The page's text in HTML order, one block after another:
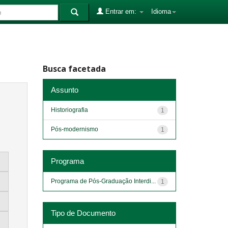
Idioma
Entrar em:
Busca facetada
Assunto
1
Historiografia
1
Pós-modernismo
Programa
1
Programa de Pós-Graduação Interdi...
Tipo de Documento